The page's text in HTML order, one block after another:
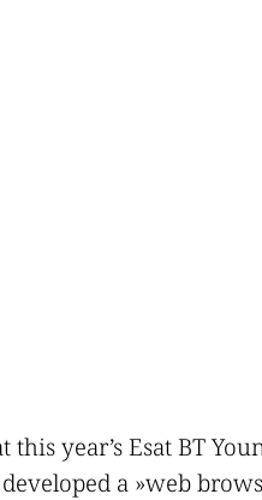
this year’s Esat BT
a »web